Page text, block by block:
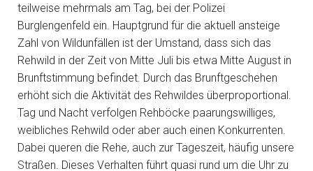
teilweise mehrmals am Tag, bei der Polizei
Burglengenfeld ein. Hauptgrund für die aktuell ansteige
Zahl von Wildunfällen ist der Umstand, dass sich das
Rehwild in der Zeit von Mitte Juli bis etwa Mitte August in
Brunftstimmung befindet. Durch das Brunftgeschehen
erhöht sich die Aktivität des Rehwildes überproportional.
Tag und Nacht verfolgen Rehböcke paarungswilliges,
weibliches Rehwild oder aber auch einen Konkurrenten.
Dabei queren die Rehe, auch zur Tageszeit, häufig unsere
Straßen. Dieses Verhalten führt quasi rund um die Uhr zu